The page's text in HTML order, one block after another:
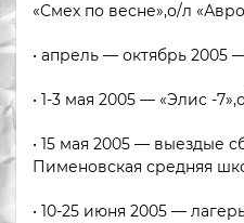
«Смех по весне»,о/л
• апрель — октябрь 2005
• 1-3 мая 2005 — «Элис -
• 15 мая 2005 — выездые
Пименовская средняя
• 10-25 июня 2005 —